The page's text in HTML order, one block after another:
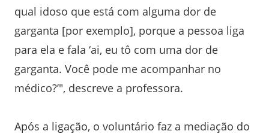
qual idoso que está com alguma dor de
garganta [por exemplo], porque a pessoa liga
para ela e fala ‘ai, eu tô com uma dor de
garganta. Você pode me acompanhar no
médico?’", descreve a professora.
Após a ligação, o voluntário faz a mediação do